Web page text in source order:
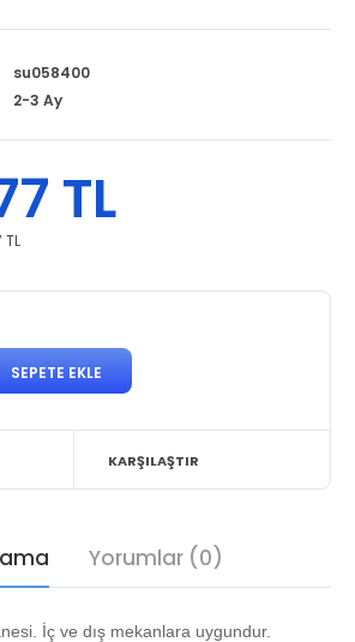
su058400
2-3 Ay
TL
TL
KARŞILAŞTIR
Yorumlar (0)
İç ve dış mekanlara uygundur.